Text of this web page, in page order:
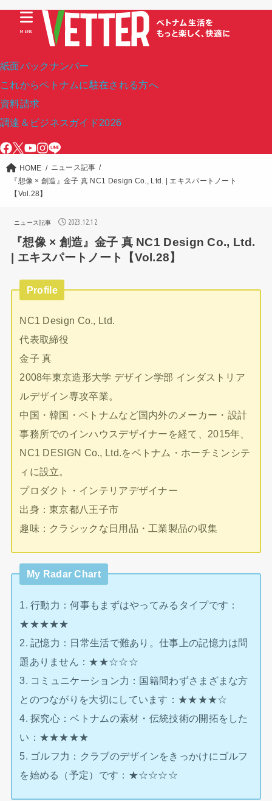
紙面バックナンバー
これからベトナムに駐在される方へ
資料請求
調達＆ビジネスガイド2026
MENU
HOME
ニュース記事
『想像 × 創造』金子 真 NC1 Design Co., Ltd. | エキスパートノート
【Vol.28】
ニュース記事 2023.12.12
『想像 × 創造』金子 真 NC1 Design Co., Ltd.
| エキスパートノート【Vol.28】
Profile
NC1 Design Co., Ltd.
代表取締役
金子 真
2008年東京造形大学 デザイン学部 インダストリア
ルデザイン専攻卒業。
中国・韓国・ベトナムなど国内外のメーカー・設計
事務所でのインハウスデザイナーを経て、2015年、
NC1 DESIGN Co., Ltd.をベトナム・ホーチミンシテ
ィに設立。
プロダクト・インテリアデザイナー
出身：東京都八王子市
趣味：クラシックな日用品・工業製品の収集
My Radar Chart
1. 行動力：何事もまずはやってみるタイプです：
★★★★★
2. 記憶力：日常生活で難あり。仕事上の記憶力は問
題ありません：★★☆☆☆
3. コミュニケーション力：国籍問わずさまざまな方
とのつながりを大切にしています：★★★★☆
4. 探究心：ベトナムの素材・伝統技術の開拓をした
い：★★★★★
5. ゴルフ力：クラブのデザインをきっかけにゴルフ
を始める（予定）です：★☆☆☆☆